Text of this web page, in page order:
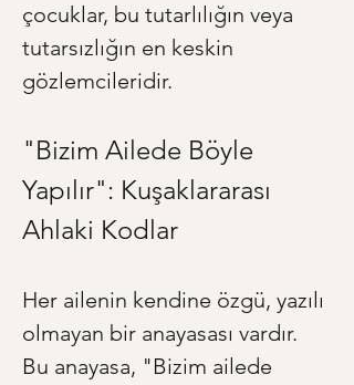
çocuklar, bu tutarlılığın veya
tutarsızlığın en keskin
gözlemcileridir.
"Bizim Ailede Böyle
Yapılır": Kuşaklararası
Ahlaki Kodlar
Her ailenin kendine özgü, yazılı
olmayan bir anayasası vardır.
Bu anayasa, "Bizim ailede